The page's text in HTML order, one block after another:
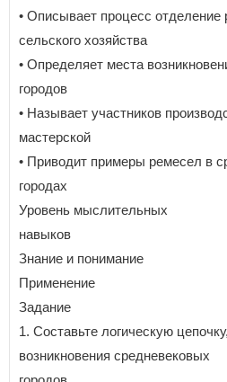
• Описывает процесс отделение
сельского хозяйства
• Определяет места
городов
• Называет участников
мастерской
• Приводит примеры ремесел в
городах
Уровень мыслительных
навыков
Знание и понимание
Применение
Задание
1. Составьте логическую
возникновения средневековых